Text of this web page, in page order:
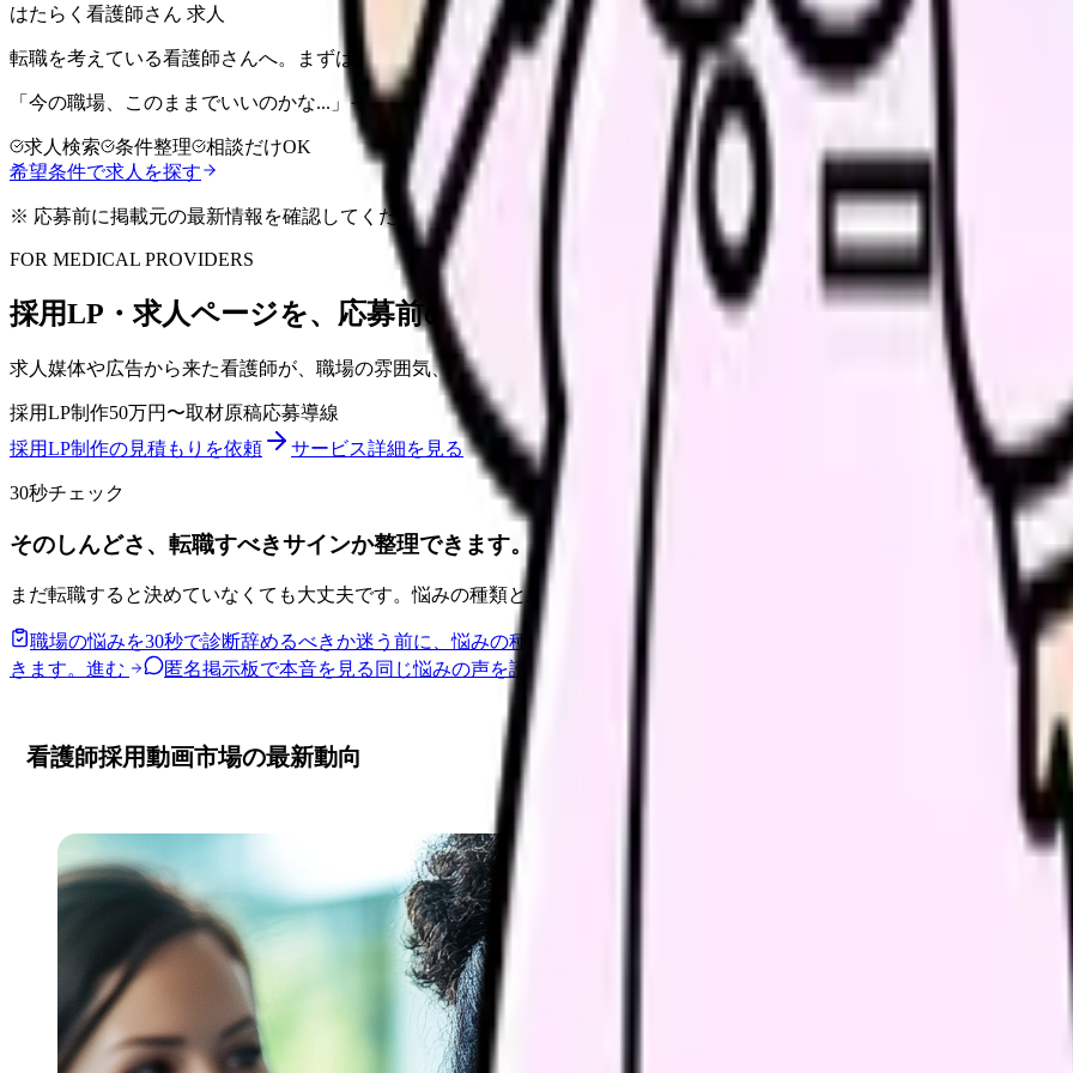
はたらく看護師さん 求人
転職を考えている看護師さんへ。まずは希望条件を整理して、求人を見比べられます。
「今の職場、このままでいいのかな...」そう感じたら、求人票の条件と応募前に確認したい不安を分けて整理してみてくだ
求人検索 条件整理
相談だけOK
希望条件で求人を探す
※ 応募前に掲載元の最新情報を確認してください
FOR MEDICAL PROVIDERS
採用LP・求人ページを、応募前の不安解消ページにできます
求人媒体や広告から来た看護師が、職場の雰囲気、教育体制、働き方を確認して応募できるLPを設計します。
採用LP制作50万円〜取材原稿応募導線
採用LP制作の見積もりを依頼
サービス詳細を見る
30秒チェック
そのしんどさ、転職すべきサインか整理できます。
まだ転職すると決めていなくても大丈夫です。悩みの種類と続いている期間から、次に見るべき記事と相談先を出します。
職場の悩みを30秒で診断辞めるべきか迷う前に、悩みの種類と次の一歩を整理します。 給料コンパスで比較する
きます。 進む 匿名掲示板で本音を見る 同じ悩みの声を読んで、今の職場だけの問題か確かめられます。
看護師採用動画市場の最新動向